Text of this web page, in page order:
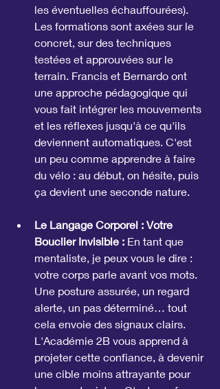
les éventuelles échauffourées).
Les formations sont axées sur le
concret, sur des techniques
testées et approuvées sur le
terrain. Francis et Bernardo ont
une approche pédagogique qui
vous fait intégrer les mouvements
et les réflexes jusqu'à ce qu'ils
deviennent automatiques. C'est
un peu comme apprendre à faire
du vélo : au début, on hésite, puis
ça devient une seconde nature.
Le Langage Corporel : Votre
Bouclier Invisible : En tant que
mentaliste, je peux vous le dire :
votre corps parle avant vos mots.
Une posture assurée, un regard
alerte, un pas déterminé… tout
cela envoie des signaux clairs.
L'Académie 2B vous apprend à
projeter cette confiance, à devenir
une cible moins attrayante pour